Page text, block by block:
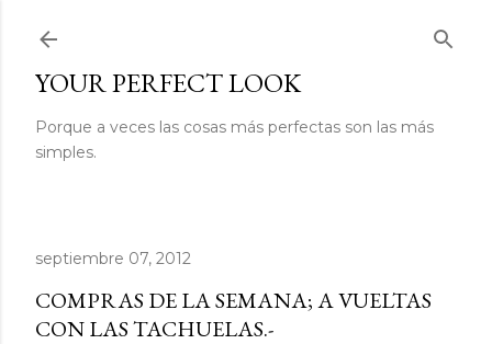
YOUR PERFECT LOOK
Porque a veces las cosas más perfectas son las más
simples.
septiembre 07, 2012
COMPRAS DE LA SEMANA; A VUELTAS
CON LAS TACHUELAS.-